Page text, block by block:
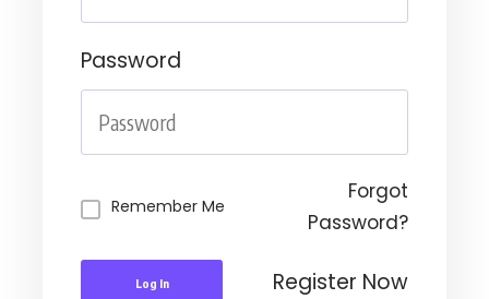
Password
Remember Me
Forgot
Password?
Log In Register Now